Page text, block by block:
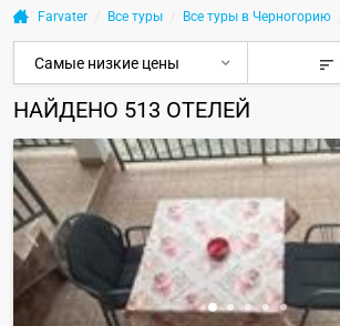
Farvater Все туры Все туры в Черногорию
НАЙДЕНО 513 ОТЕЛЕЙ